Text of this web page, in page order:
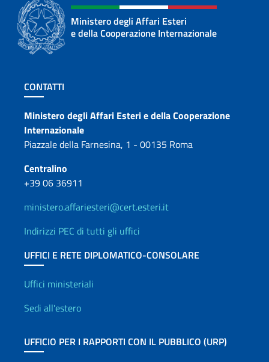
Ministero degli Affari Esteri
e della Cooperazione Internazionale
Sezione footer
CONTATTI
Contatti
Ministero degli Affari Esteri e della Cooperazione
Internazionale
Piazzale della Farnesina, 1 - 00135 Roma
Centralino
+39 06 36911
ministero.affariesteri@cert.esteri.it
Indirizzi PEC di tutti gli uffici
UFFICI E RETE DIPLOMATICO-CONSOLARE
Uffici e Rete diplomatica
Uffici ministeriali
Sedi all'estero
UFFICIO PER I RAPPORTI CON IL PUBBLICO (URP)